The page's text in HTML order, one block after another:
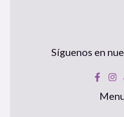
Síguenos en